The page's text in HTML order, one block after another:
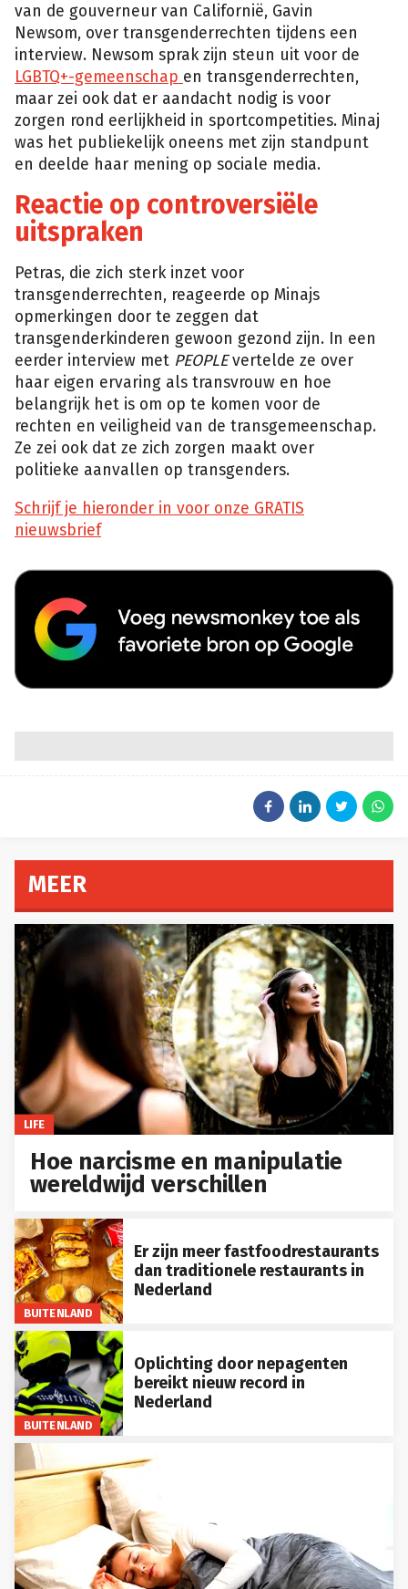
van de gouverneur van Californië, Gavin
Newsom, over transgenderrechten tijdens een
interview. Newsom sprak zijn steun uit voor de
LGBTQ+-gemeenschap en transgenderrechten,
maar zei ook dat er aandacht nodig is voor
zorgen rond eerlijkheid in sportcompetities. Minaj
was het publiekelijk oneens met zijn standpunt
en deelde haar mening op sociale media.
Reactie op controversiële
uitspraken
Petras, die zich sterk inzet voor
transgenderrechten, reageerde op Minajs
opmerkingen door te zeggen dat
transgenderkinderen gewoon gezond zijn. In een
eerder interview met PEOPLEvertelde ze over
haar eigen ervaring als transvrouw en hoe
belangrijk het is om op te komen voor de
rechten en veiligheid van de transgemeenschap.
Ze zei ook dat ze zich zorgen maakt over
politieke aanvallen op transgenders.
Schrijf je hieronder in voor onze GRATIS
nieuwsbrief
MEER
LIFE
Hoe narcisme en manipulatie
wereldwijd verschillen
BUITENLAND
Er zijn meer fastfoodrestaurants
dan traditionele restaurants in
Nederland
BUITENLAND
Oplichting door nepagenten
bereikt nieuw record in
Nederland